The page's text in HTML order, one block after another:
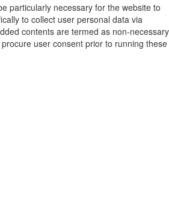
particularly necessary for the website to
to collect user personal data via
contents are termed as non-necessary
user consent prior to running these